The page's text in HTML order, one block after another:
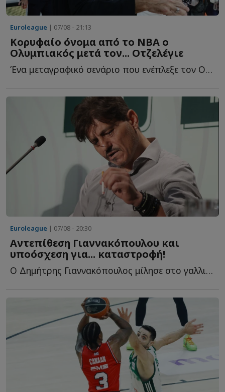
Euroleague | 07/08 - 21:13
Κορυφαίο όνομα από το NBA ο
Ολυμπιακός μετά τον... Οτζελέγιε
Ένα μεταγραφικό σενάριο που ενέπλεξε τον Ολυμπιακό κ...
Euroleague | 07/08 - 20:30
Αντεπίθεση Γιαννακόπουλου και
υποόσχεση για... καταστροφή!
Ο Δημήτρης Γιαννακόπουλος μίλησε στο γαλλικό κανάλι Eu...